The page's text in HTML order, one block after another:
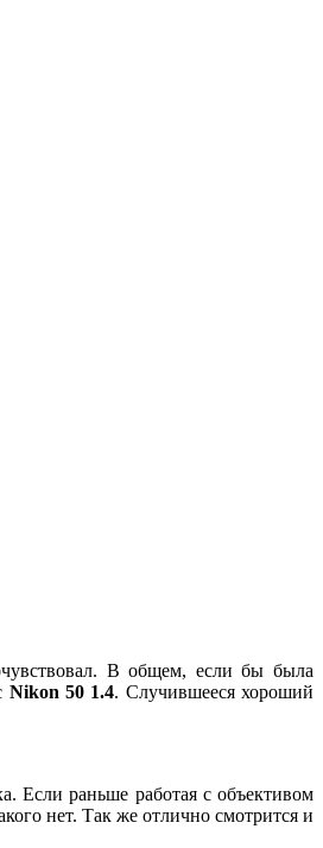
В общем, если бы была
Nikon 50 1.4. Случившееся хороший
Если раньше работая с объективом
нет. Так же отлично смотрится и